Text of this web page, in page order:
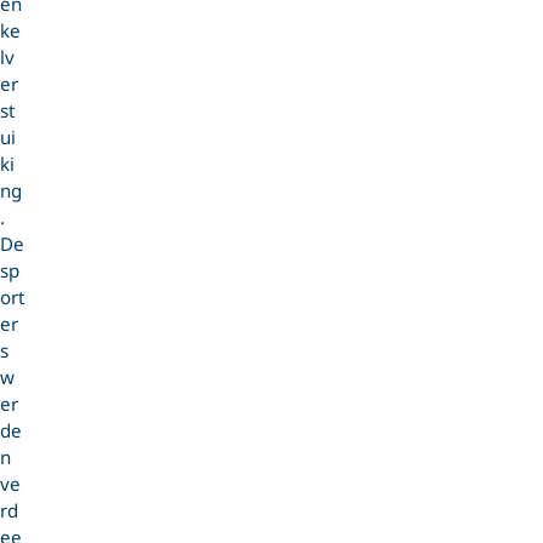
ke
lv
er
st
ui
ki
ng
.
De
sp
ort
er
s
w
er
de
n
ve
rd
ee